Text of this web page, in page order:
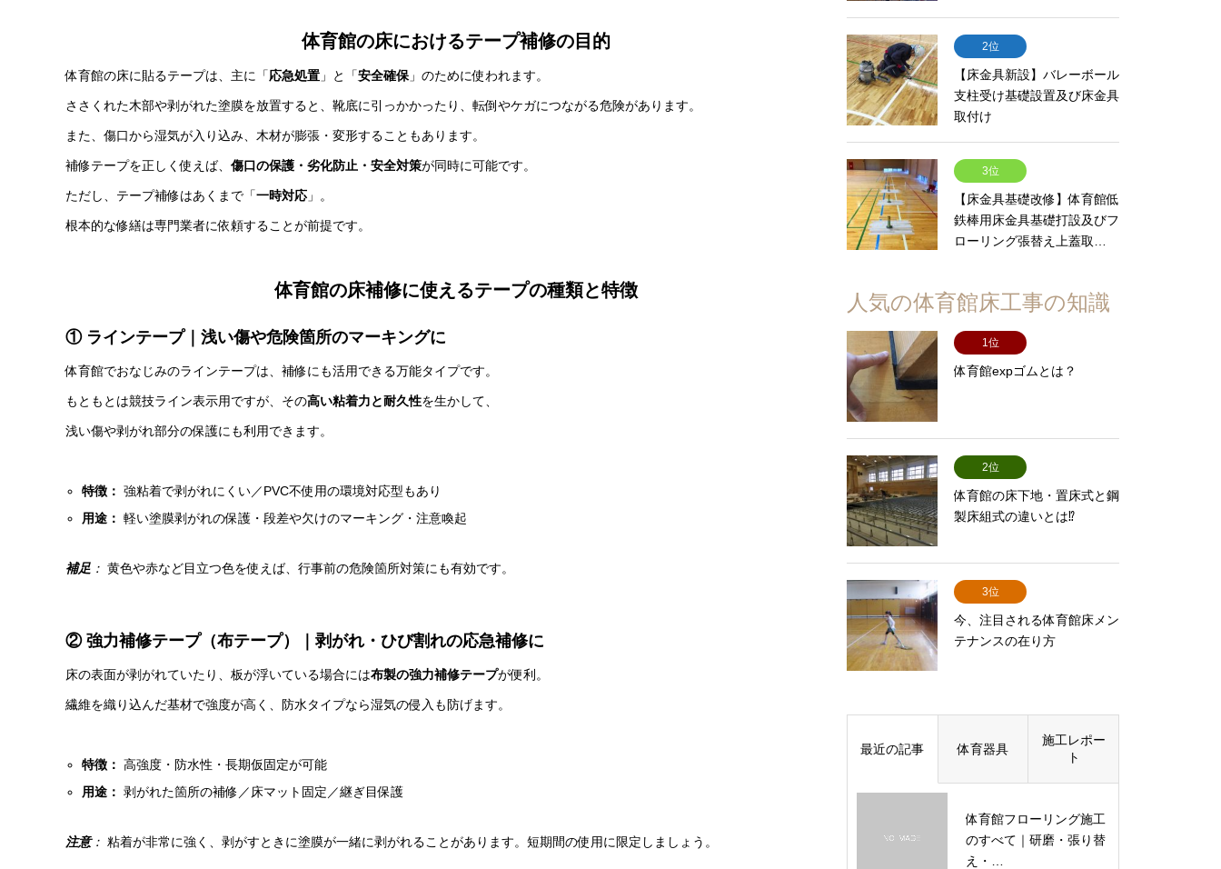
体育館の床におけるテープ補修の目的
体育館の床に貼るテープは、主に「応急処置 」と「安全確保 」のために使われます。
ささくれた木部や剥がれた塗膜を放置すると、靴底に引っかかったり、転倒やケガにつながる危険があります。
また、傷口から湿気が入り込み、木材が膨張・変形することもあります。
補修テープを正しく使えば、 傷口の保護・劣化防止・安全対策が同時に可能です。
ただし、テープ補修はあくまで「一時対応 」。
根本的な修繕は専門業者に依頼することが前提です。
体育館の床補修に使えるテープの種類と特徴
① ラインテープ｜浅い傷や危険箇所のマーキングに
体育館でおなじみのラインテープは、補修にも活用できる万能タイプです。
もともとは競技ライン表示用ですが、その高い粘着力と耐久性を生かして、
浅い傷や剥がれ部分の保護にも利用できます。
特徴： 強粘着で剥がれにくい／PVC不使用の環境対応型もあり
用途： 軽い塗膜剥がれの保護・段差や欠けのマーキング・注意喚起
補足 ： 黄色や赤など目立つ色を使えば、行事前の危険箇所対策にも有効です。
② 強力補修テープ（布テープ）｜剥がれ・ひび割れの応急補修に
床の表面が剥がれていたり、板が浮いている場合には布製の強力補修テープが便利。
繊維を織り込んだ基材で強度が高く、防水タイプなら湿気の侵入も防げます。
特徴： 高強度・防水性・長期仮固定が可能
用途： 剥がれた箇所の補修／床マット固定／継ぎ目保護
注意： 粘着が非常に強く、剥がすときに塗膜が一緒に剥がれることがあります。短期間の使用に限定しましょう。
2位
【床金具新設】バレーボール
支柱受け基礎設置及び床金具
取付け
3位
【床金具基礎改修】体育館低
鉄棒用床金具基礎打設及びフ
ローリング張替え上蓋取…
人気の体育館床工事の知識
1位
体育館expゴムとは？
2位
体育館の床下地・置床式と鋼
製床組式の違いとは⁉
3位
今、注目される体育館床メン
テナンスの在り方
最近の記事 体育器具
施工レポー
ト
体育館フローリング施工
のすべて｜研磨・張り替
え・…